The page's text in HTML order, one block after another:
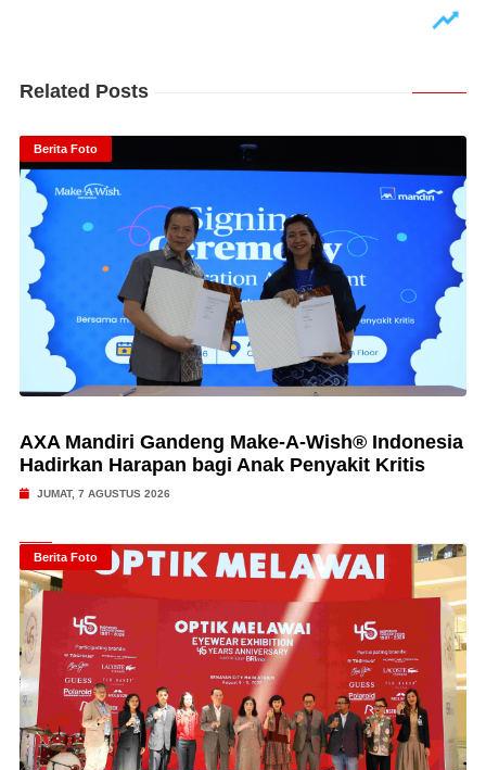
Related Posts
Berita Foto
AXA Mandiri Gandeng Make-A-Wish® Indonesia
Hadirkan Harapan bagi Anak Penyakit Kritis
JUMAT, 7 AGUSTUS 2026
Berita Foto